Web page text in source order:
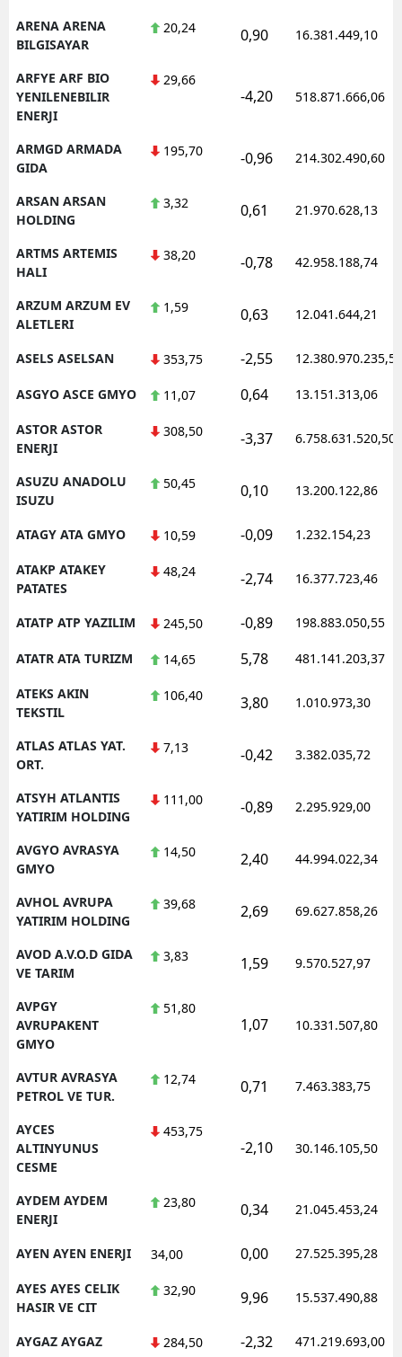
ARENA ARENA
BILGISAYAR
20,24 0,90 16.381.449,10
ARFYE ARF BIO
YENILENEBILIR
ENERJI
29,66
-4,20 518.871.666,06
ARMGD ARMADA
GIDA
195,70 -0,96 214.302.490,60
ARSAN ARSAN
HOLDING
3,32 0,61 21.970.628,13
ARTMS ARTEMIS
HALI
38,20 -0,78 42.958.188,74
ARZUM ARZUM EV
ALETLERI
1,59 0,63 12.041.644,21
ASELS ASELSAN 353,75 -2,55 12.380.970.235,50
ASGYO ASCE GMYO 11,07 0,64 13.151.313,06
ASTOR ASTOR
ENERJI
308,50 -3,37 6.758.631.520,50
ASUZU ANADOLU
ISUZU
50,45 0,10 13.200.122,86
ATAGY ATA GMYO 10,59 -0,09 1.232.154,23
ATAKP ATAKEY
PATATES
48,24 -2,74 16.377.723,46
ATATP ATP YAZILIM 245,50 -0,89 198.883.050,55
ATATR ATA TURIZM 14,65 5,78 481.141.203,37
ATEKS AKIN
TEKSTIL
106,40 3,80 1.010.973,30
ATLAS ATLAS YAT.
ORT.
7,13 -0,42 3.382.035,72
ATSYH ATLANTIS
YATIRIM HOLDING
111,00 -0,89 2.295.929,00
AVGYO AVRASYA
GMYO
14,50 2,40 44.994.022,34
AVHOL AVRUPA
YATIRIM HOLDING
39,68 2,69 69.627.858,26
AVOD A.V.O.D GIDA
VE TARIM
3,83 1,59 9.570.527,97
AVPGY
AVRUPAKENT
GMYO
51,80
1,07 10.331.507,80
AVTUR AVRASYA
PETROL VE TUR.
12,74 0,71 7.463.383,75
AYCES
ALTINYUNUS
CESME
453,75
-2,10 30.146.105,50
AYDEM AYDEM
ENERJI
23,80 0,34 21.045.453,24
AYEN AYEN ENERJI 34,00 0,00 27.525.395,28
AYES AYES CELIK
HASIR VE CIT
32,90 9,96 15.537.490,88
AYGAZ AYGAZ 284,50 -2,32 471.219.693,00